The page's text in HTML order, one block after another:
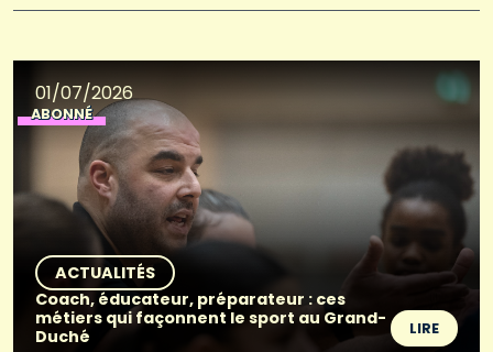
01/07/2026
ABONNÉ
ACTUALITÉS
Coach, éducateur, préparateur : ces
métiers qui façonnent le sport au Grand-
Duché
LIRE